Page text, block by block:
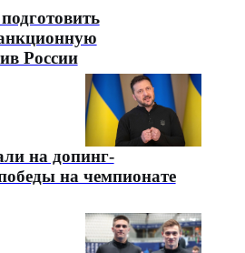
России
на допинг-
на чемпионате